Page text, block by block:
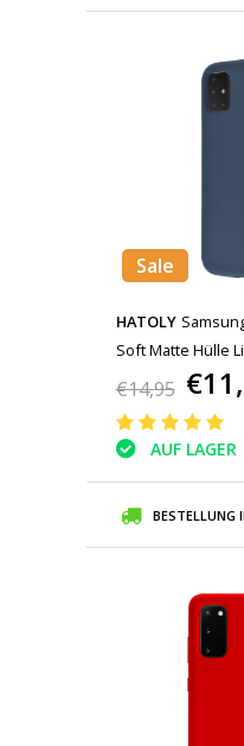
Sale
HATOLY
Soft Matte Hülle
€14,95
AUF LAGER
BESTELLUNG